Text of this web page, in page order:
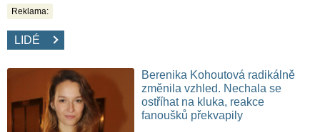
Reklama:
LIDÉ
Berenika Kohoutová radikálně
změnila vzhled. Nechala se
ostříhat na kluka, reakce
fanoušků překvapily